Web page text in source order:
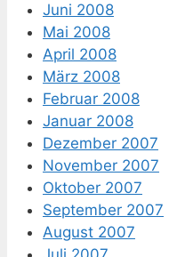
Juni 2008
Mai 2008
April 2008
März 2008
Februar 2008
Januar 2008
Dezember 2007
November 2007
Oktober 2007
September 2007
August 2007